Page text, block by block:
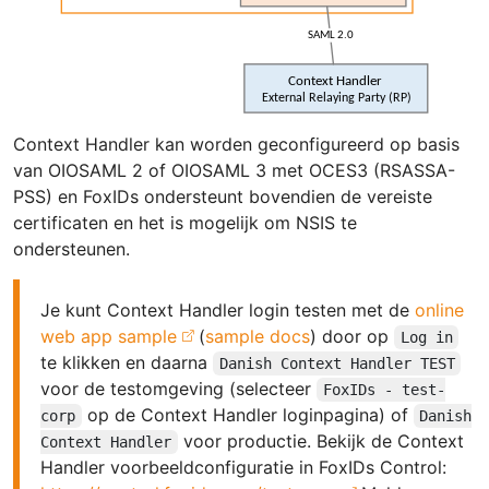
Context Handler kan worden geconfigureerd op basis
van OIOSAML 2 of OIOSAML 3 met OCES3 (RSASSA-
PSS) en FoxIDs ondersteunt bovendien de vereiste
certificaten en het is mogelijk om NSIS te
ondersteunen.
Je kunt Context Handler login testen met deonline
web app sample
(sample docs) door op Log in
te klikken en daarna Danish Context Handler TEST
voor de testomgeving (selecteer
FoxIDs - test-
corp
op de Context Handler loginpagina) of
Danish
Context Handler
voor productie. Bekijk de Context
Handler voorbeeldconfiguratie in FoxIDs Control: